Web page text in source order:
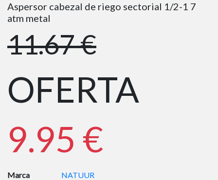
Aspersor cabezal de riego sectorial 1/2-1 7
atm metal
11.67 €
OFERTA
9.95 €
Marca
NATUUR